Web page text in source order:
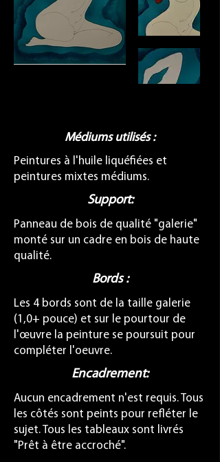
Médiums utilisés :
Peintures à l'huile liquéfiées et
peintures mixtes médiums.
Support:
Panneau de bois de qualité "galerie"
monté sur un cadre en bois de haute
qualité.
Bords :
Les 4 bords sont de la taille galerie
(1,0+ pouce) et sur le pourtour de
l'œuvre la peinture se poursuit pour
compléter l'oeuvre.
Encadrement:
Aucun encadrement n'est requis. Tous
les côtés sont peints pour refléter le
sujet. Tous les tableaux sont livrés
"Prêt à être accroché".